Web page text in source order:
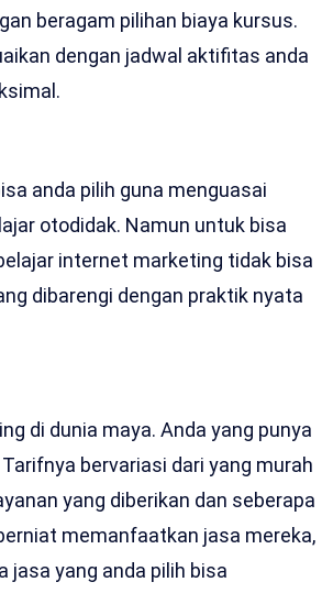
beragam pilihan biaya kursus.
dengan jadwal aktifitas anda
anda pilih guna menguasai
otodidak. Namun untuk bisa
internet marketing tidak bisa
dibarengi dengan praktik nyata
di dunia maya. Anda yang punya
bervariasi dari yang murah
yang diberikan dan seberapa
memanfaatkan jasa mereka,
jasa yang anda pilih bisa